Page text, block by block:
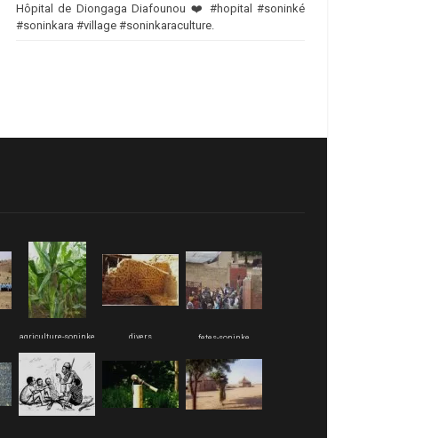
Hôpital de Diongaga Diafounou ❤️‍ #hopital #soninké
#soninkara #village #soninkaraculture.
agriculture-soninke divers fetes-soninke